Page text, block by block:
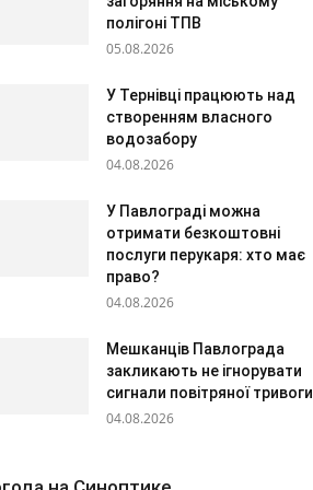
полігоні ТПВ
05.08.2026
У Тернівці працюють над
створенням власного
водозабору
04.08.2026
У Павлограді можна
отримати безкоштовні
послуги перукаря: хто має
право?
04.08.2026
Мешканців Павлограда
закликають не ігнорувати
сигнали повітряної тривоги
04.08.2026